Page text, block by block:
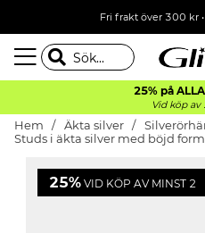
Fri frakt över 300 kr•
25% på ALLA
Vid köp av
Hem Äkta silver
Studs i äkta silver med böjd
25% VID KÖP AV MINST 2